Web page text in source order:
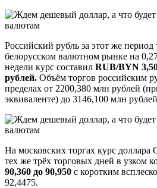
Российский рубль за этот же
белорусском валютном рынке на
недели курс составил RUB/BYN
рублей. Объём торгов российским
пределах от 2200,380 млн рублей
эквиваленте) до 3146,100 млн
На московских торгах курс
тех же трёх торговых дней в узком
90,360 до 90,950 с коротким
92,4475.